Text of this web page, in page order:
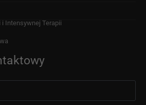
i Intensywnej Terapii